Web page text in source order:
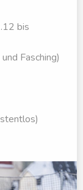
bis
Fasching)